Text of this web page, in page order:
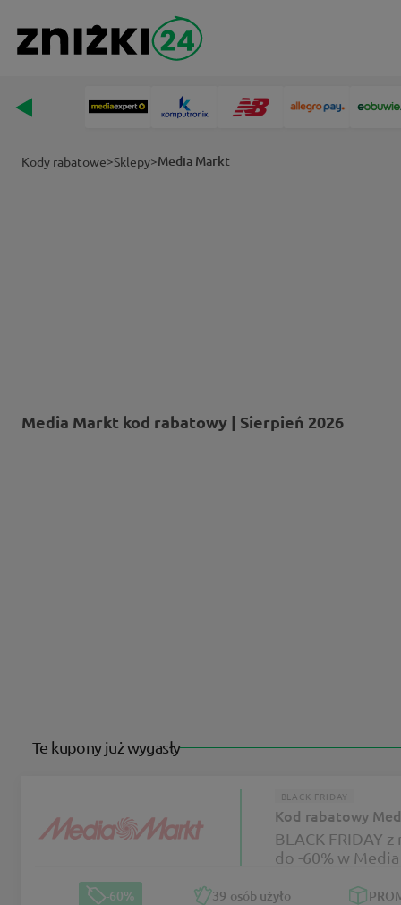
Kody rabatowe>Sklepy>Media Markt
Media Markt kod rabatowy | Sierpień 2026
Te kupony już wygasły
BLACK FRIDAY
Kod rabatowy
BLACK FRIDAY
do -60% w
-60% 39 osób użyło